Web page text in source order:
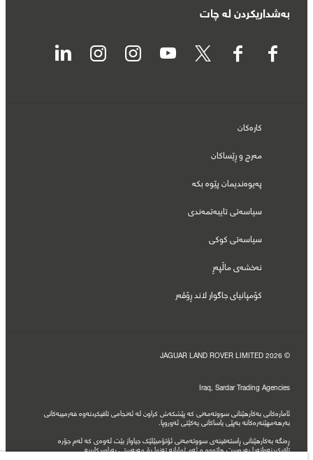
بەشداریکردن لە چات
کارەکان
مەرج و ڕێساکان
پەیوەندیمان پێوە بکە
سیاسەتی تایبەتمەندی
سیاسەتی کوکی
نەخشەی ماڵپەڕ
کۆمپانیای جاگوار لاند ڕۆڤەر
© JAGUAR LAND ROVER LIMITED 2026
Iraq, Sardar Trading Agencies
ئامارەکانی بەکارهێنانی سووتەمەنی کە پێشکەش کراون لە ئەنجامی تاقیکردنەوە فەرمییەکانی
بەرهەمهێنەرەکانە بەپێی یاساکانی یەکێتی ئەوروپا.
ڕەنگە بەکارهێنانی ڕاستەقینەی سووتەمەنی ئۆتۆمبێلێک جیاواز بێت لەوەی کە لەم جۆرە
تاقیکردنەوانەدا بەدەست هاتووە و ئەم ژمارانە تەنها بۆ مەبەستی بەراوردکارییە.